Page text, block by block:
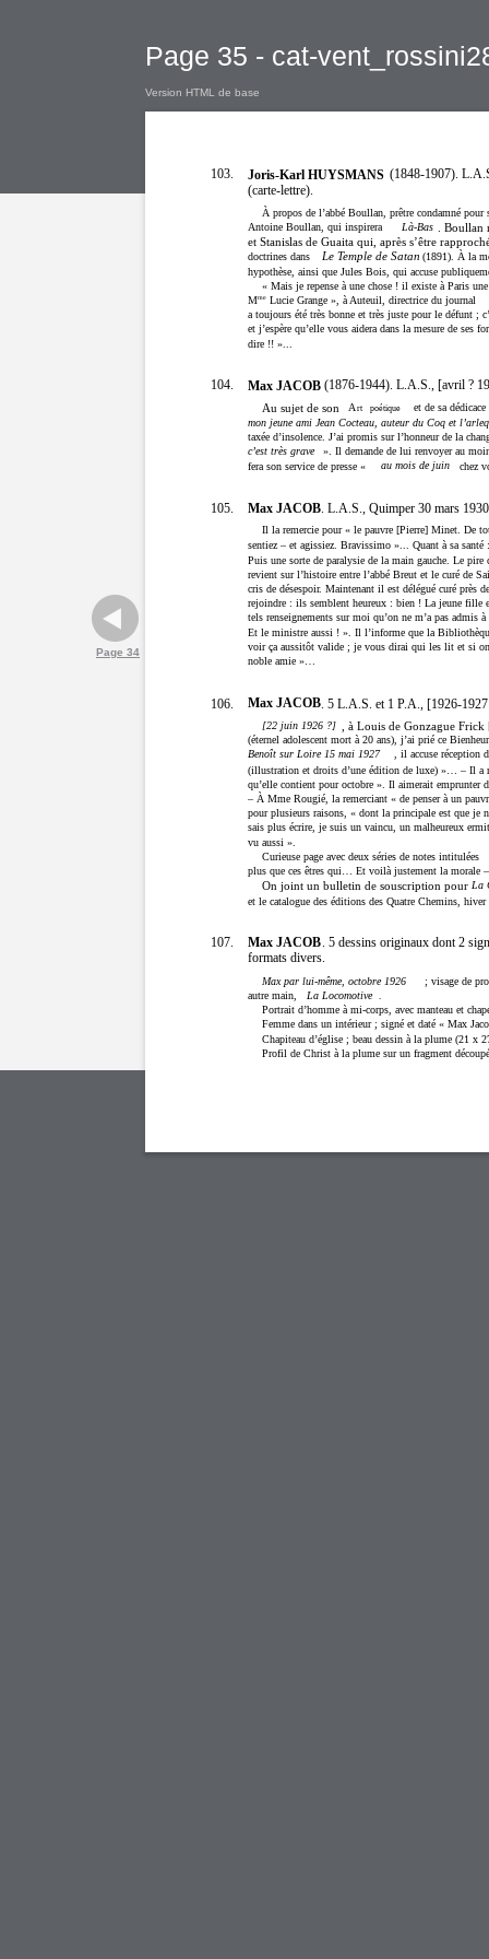
Page 35 - cat-
Version HTML de base
Page 34
103. Joris-Karl HUYSMANS (1848-1907).
(carte-lettre).
À propos de l’abbé Boullan, prêtre condamné
Antoine Boullan, qui inspirera
Là-Bas
.
et Stanislas de Guaita qui, après s’être
doctrines dans Le Temple de Satan (1891). À la
hypothèse, ainsi que Jules Bois, qui accuse
« Mais je repense à une chose ! il existe à Paris
Mme Lucie Grange », à Auteuil, directrice du journal
a toujours été très bonne et très juste pour le défunt ;
et j’espère qu’elle vous aidera dans la mesure de ses
dire !! »...
104. Max JACOB (1876-1944). L.A.S., [avril ?
Au sujet de son A rt poétique
et de sa
mon jeune ami Jean Cocteau, auteur du Coq et
taxée d’insolence. J’ai promis sur l’honneur de la
c’est très grave
». Il demande de lui renvoyer au
fera son service de presse «
au mois de juin chez
105. Max JACOB. L.A.S., Quimper 30 mars
Il la remercie pour « le pauvre [Pierre] Minet. De
sentiez – et agissiez. Bravissimo »... Quant à sa
Puis une sorte de paralysie de la main gauche. Le
revient sur l’histoire entre l’abbé Breut et le curé de
cris de désespoir. Maintenant il est délégué curé
rejoindre : ils semblent heureux : bien ! La jeune fille
tels renseignements sur moi qu’on ne m’a pas admis
Et le ministre aussi ! ». Il l’informe que la
voir ça aussitôt valide ; je vous dirai qui les lit et si
noble amie »…
106. Max JACOB. 5 L.A.S. et 1 P.A., [1926-
[22 juin 1926 ?] , à Louis de Gonzague
(éternel adolescent mort à 20 ans), j’ai prié ce
Benoît sur Loire 15 mai 1927
, il accuse réception
(illustration et droits d’une édition de luxe) »… – Il a
qu’elle contient pour octobre ». Il aimerait emprunter
– À Mme Rougié, la remerciant « de penser à un
pour plusieurs raisons, « dont la principale est que je
sais plus écrire, je suis un vaincu, un malheureux
vu aussi ».
Curieuse page avec deux séries de notes intitulées
plus que ces êtres qui… Et voilà justement la morale
On joint un bulletin de souscription pour La
et le catalogue des éditions des Quatre Chemins, hiver
107. Max JACOB. 5 dessins originaux dont 2
formats divers.
Max par lui-même, octobre 1926
; visage de
autre main,
La Locomotive
Portrait d’homme à mi-corps, avec manteau et
Femme dans un intérieur ; signé et daté « Max
Chapiteau d’église ; beau dessin à la plume (21 x
Profil de Christ à la plume sur un fragment